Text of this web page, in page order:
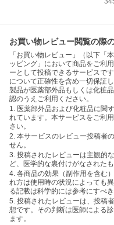
お買い物レビュー閲覧の際
「お買い物レビュー」（以下「
ッピング」において商品をご利
ーとして投稿できるサービスで
について正確性を含め一切保証
製品が医薬部外品もしくは化粧
認のうえご利用ください。
1. 医薬部外品および化粧品に関
れています。本サービスをご利
さい。
2. 本サービスのレビュー投稿者
せん。
3. 投稿されたレビューは主観的
ど、医学的な裏付けがなされた
4. 各商品の効果（副作用を含む
れ方は使用時の状況によっても
る記載は科学的には参考にすべき
5. 投稿されたレビューは、投稿
想です。その判断は医師による
ます。